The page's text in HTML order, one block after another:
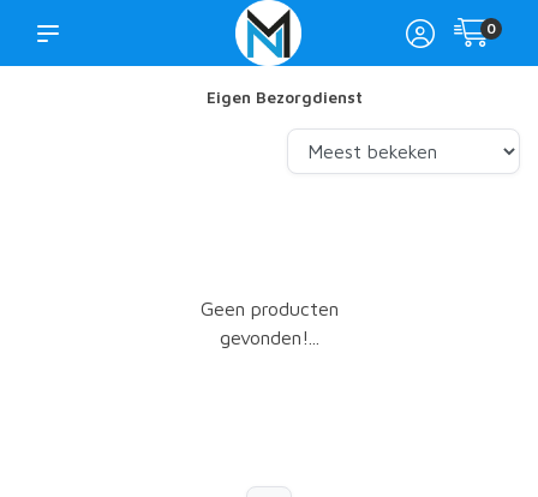
0
Eigen Bezorgdienst
Geen producten
gevonden!...